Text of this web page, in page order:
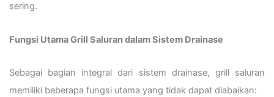
sering.
Fungsi Utama Grill Saluran dalam Sistem Drainase
Sebagai bagian integral dari sistem drainase, grill saluran
memiliki beberapa fungsi utama yang tidak dapat diabaikan: